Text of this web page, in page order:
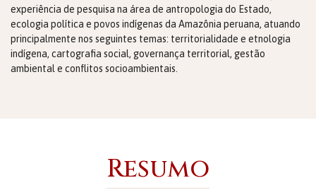
experiência de pesquisa na área de antropologia do Estado,
ecologia política e povos indígenas da Amazônia peruana, atuando
principalmente nos seguintes temas: territorialidade e etnologia
indígena, cartografia social, governança territorial, gestão
ambiental e conflitos socioambientais.
Resumo